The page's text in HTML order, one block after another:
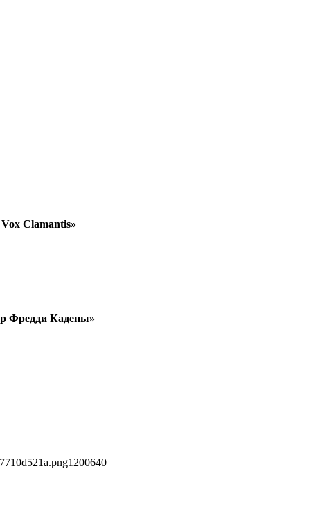
Clamantis»
Фредди Кадены»
1200640